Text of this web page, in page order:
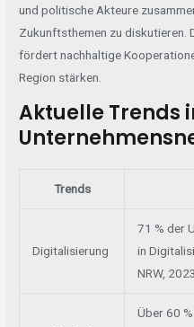
und politische Akteure
Zukunftsthemen zu diskutieren.
fördert nachhaltige
Region stärken.
Aktuelle Trends
Trends
Digitalisierung
71 % der
in
NRW,
Über 60